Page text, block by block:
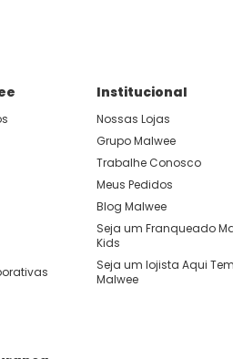
Institucional
Nossas Lojas
Grupo Malwee
Trabalhe Conosco
Meus Pedidos
Blog Malwee
Seja um Franqueado
Kids
Seja um lojista Aqui Tem
Malwee